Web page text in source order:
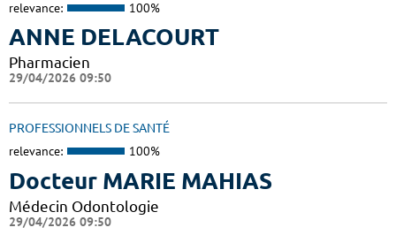
relevance: 100%
ANNE DELACOURT
Pharmacien
29/04/2026 09:50
PROFESSIONNELS DE SANTÉ
relevance: 100%
Docteur MARIE MAHIAS
Médecin Odontologie
29/04/2026 09:50